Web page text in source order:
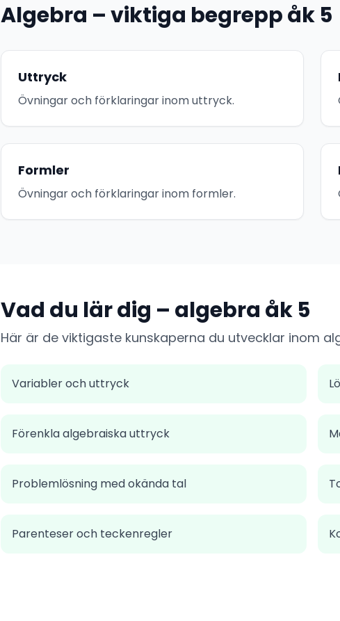
Algebra – viktiga begrepp åk 5
Uttryck
Övningar och förklaringar inom uttryck.
Formler
Övningar och förklaringar inom formler.
Vad du lär dig – algebra åk 5
Här är de viktigaste kunskaperna du utvecklar inom
Variabler och uttryck
Förenkla algebraiska uttryck
Problemlösning med okända tal
Parenteser och teckenregler